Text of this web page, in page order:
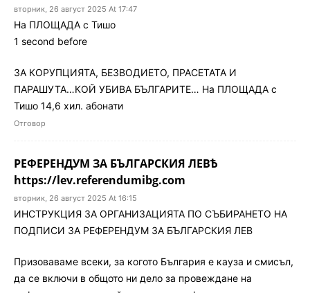
вторник, 26 август 2025 At 17:47
На ПЛОЩАДА с Тишо
1 second before
ЗА КОРУПЦИЯТА, БЕЗВОДИЕТО, ПРАСЕТАТА И
ПАРАШУТА…КОЙ УБИВА БЪЛГАРИТЕ… На ПЛОЩАДА с
Тишо 14,6 хил. абонати
Отговор
РЕФЕРЕНДУМ ЗА БЪЛГАРСКИЯ ЛЕВѢ
https://lev.referendumibg.com
вторник, 26 август 2025 At 16:15
ИНСТРУКЦИЯ ЗА ОРГАНИЗАЦИЯТА ПО СЪБИРАНЕТО НА
ПОДПИСИ ЗА РЕФЕРЕНДУМ ЗА БЪЛГАРСКИЯ ЛЕВ
Призоваваме всеки, за когото България е кауза и смисъл,
да се включи в общото ни дело за провеждане на